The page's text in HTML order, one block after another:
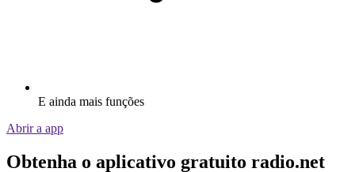
E ainda mais funções
Abrir a app
Obtenha o aplicativo gratuito radio.net